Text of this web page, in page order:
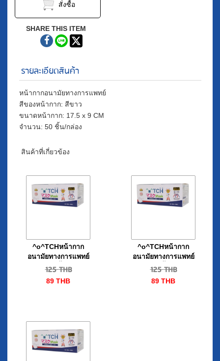
สั่งซื้อ
SHARE THIS ITEM
รายละเอียดสินค้า
หน้ากากอนามัยทางการแพทย์
สีของหน้ากาก: สีขาว
ขนาดหน้ากาก: 17.5 x 9 CM
จำนวน: 50 ชิ้น/กล่อง
สินค้าที่เกี่ยวข้อง
^o^TCHหน้ากาก
อนามัยทางการแพทย์
สีม่วง50ชิ้น/กล่อง
125THB
89 THB
^o^TCHหน้ากาก
อนามัยทางการแพทย์
สีฟ้า50ชิ้น/กล่อง
125THB
89 THB